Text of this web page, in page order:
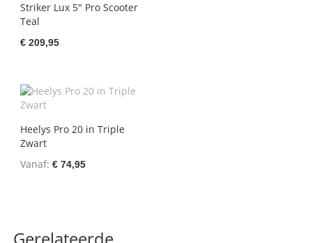
Striker Lux 5" Pro Scooter
Teal
€ 209,95
Heelys Pro 20 in Triple
Zwart
Vanaf € 74,95